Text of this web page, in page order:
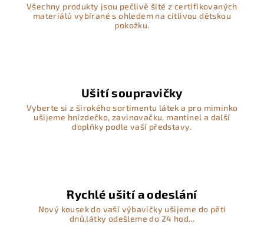
Všechny produkty jsou pečlivě šité z certifikovaných
materiálů vybírané s ohledem na citlivou dětskou
pokožku.
Ušití soupravičky
Vyberte si z širokého sortimentu látek a pro miminko
ušijeme hnízdečko, zavinovačku, mantinel a další
doplňky podle vaší představy.
Rychlé ušití a odeslání
Nový kousek do vaší výbavičky ušijeme do pěti
dnů,látky odešleme do 24 hod...